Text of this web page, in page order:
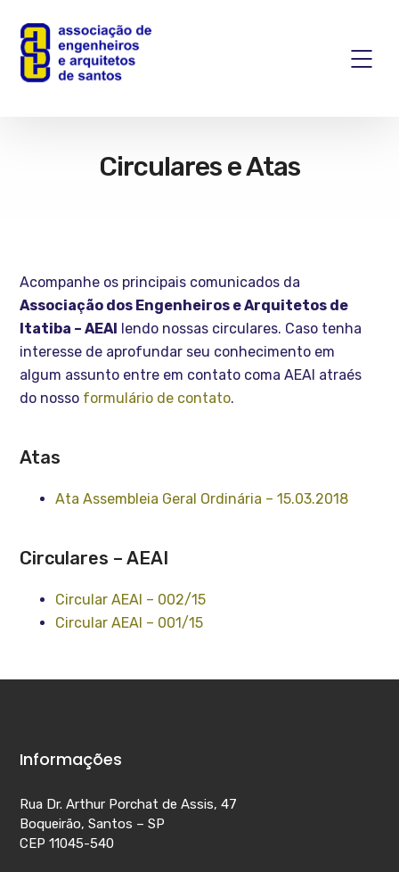
Circulares e Atas
Acompanhe os principais comunicados da
Associação dos Engenheiros e Arquitetos de
Itatiba – AEAI
lendo nossas circulares. Caso tenha
interesse de aprofundar seu conhecimento em
algum assunto entre em contato coma AEAI atraés
do nosso formulário de contato.
Atas
Ata Assembleia Geral Ordinária – 15.03.2018
Circulares – AEAI
Circular AEAI – 002/15
Circular AEAI – 001/15
Informações
Rua Dr. Arthur Porchat de Assis, 47
Boqueirão, Santos – SP
CEP 11045-540